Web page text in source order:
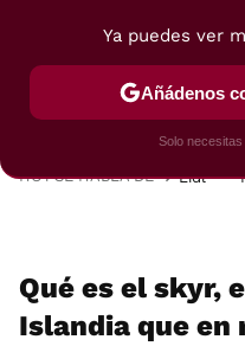
POSTRES VIAJES
HOY SE HABLA DE Lidl
Qué es el skyr,
Islandia que en
Ya puedes ver
Añádenos
Solo